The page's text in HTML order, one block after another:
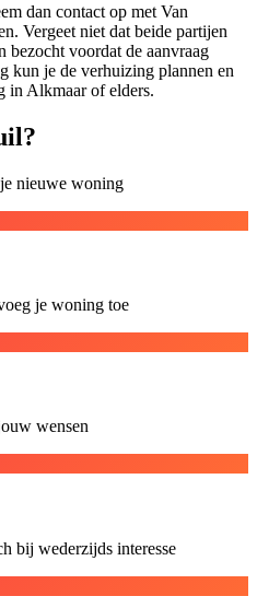
dan contact op met Van
Vergeet niet dat beide partijen
bezocht voordat de aanvraag
kun je de verhuizing plannen en
in Alkmaar of elders.
nieuwe woning
je woning toe
wensen
bij wederzijds interesse